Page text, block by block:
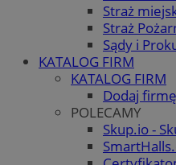
Straż
Straż
Sądy i
KATALOG FIRM
KATALOG FIRM
Dodaj
POLECAMY
Skup.io -